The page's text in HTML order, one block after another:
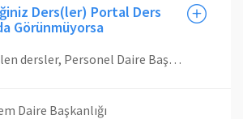
Ders(ler) Portal Ders
Görünmüyorsa
İTÜ dışında verilen dersler, Personel Daire Başkanlığı (PDB) tarafından koordine edilen rektörlük görevlendirmesi ile yürütülemektedir. Portal Ders Yükü Formunda İTÜ dışında verdiğiniz dersleri göremiyorsanız, Rektörlük PDB ile iletişime geçerek görevlendirmenizin Personel Otomasyon Sistemine girilmesini sağlayabilirsiniz. Bu işlemden sonra Portal Ders Yükü formunda Güncelle düğmesine basmanız durumunda bu dersler formda da güncellenecektir. Bilgi ve güncelleme için Rektörlük PDB Telefonu : +90.212.285.7019
Daire Başkanlığı